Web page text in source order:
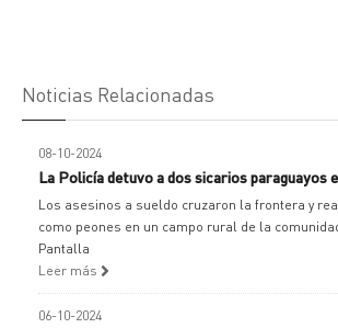
Noticias Relacionadas
08-10-2024
La Policía detuvo a dos sicarios paraguayos
Los asesinos a sueldo cruzaron la frontera y
como peones en un campo rural de la
Pantalla
Leer más
06-10-2024